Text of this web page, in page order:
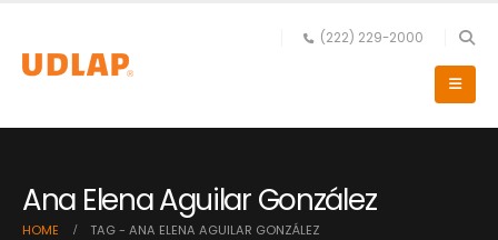
(222) 229-2000
Ana Elena Aguilar González
HOME TAG - ANA ELENA AGUILAR GONZÁLEZ